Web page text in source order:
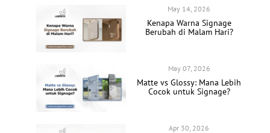
May 14, 2026
Kenapa Warna Signage
Berubah di Malam Hari?
May 07, 2026
Matte vs Glossy: Mana Lebih
Cocok untuk Signage?
Apr 30, 2026